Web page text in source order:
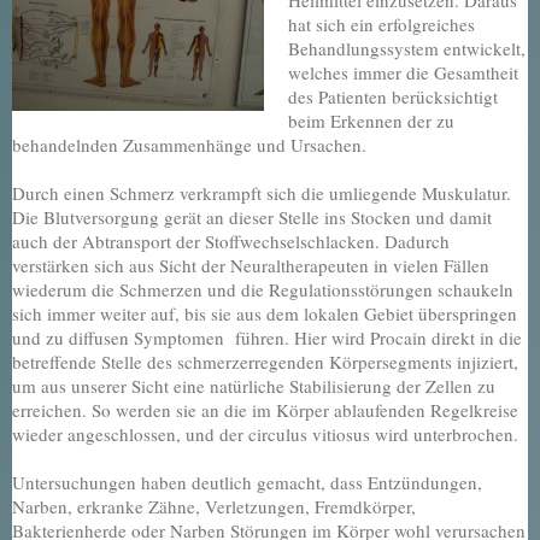
hat sich ein erfolgreiches
Behandlungssystem entwickelt,
welches immer die Gesamtheit
des Patienten berücksichtigt
beim Erkennen der zu
behandelnden Zusammenhänge und Ursachen.
Durch einen Schmerz verkrampft sich die umliegende Muskulatur.
Die Blutversorgung gerät an dieser Stelle ins Stocken und damit
auch der Abtransport der Stoffwechselschlacken. Dadurch
verstärken sich aus Sicht der Neuraltherapeuten in vielen Fällen
wiederum die Schmerzen und die Regulationsstörungen schaukeln
sich immer weiter auf, bis sie aus dem lokalen Gebiet überspringen
und zu diffusen Symptomen führen. Hier wird Procain direkt in die
betreffende Stelle des schmerzerregenden Körpersegments injiziert,
um aus unserer Sicht eine natürliche Stabilisierung der Zellen zu
erreichen. So werden sie an die im Körper ablaufenden Regelkreise
wieder angeschlossen, und der circulus vitiosus wird unterbrochen.
Untersuchungen haben deutlich gemacht, dass Entzündungen,
Narben, erkranke Zähne, Verletzungen, Fremdkörper,
Bakterienherde oder Narben Störungen im Körper wohl verursachen